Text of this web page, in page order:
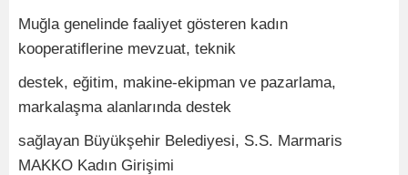
Muğla genelinde faaliyet gösteren kadın
kooperatiflerine mevzuat, teknik
destek, eğitim, makine-ekipman ve pazarlama,
markalaşma alanlarında destek
sağlayan Büyükşehir Belediyesi, S.S. Marmaris
MAKKO Kadın Girişimi